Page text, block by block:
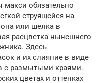
обязательно
струящейся на
или шелка в
расцветка нынешнего
Здесь
и их слияние в виде
с размытыми краями.
цветах и оттенках